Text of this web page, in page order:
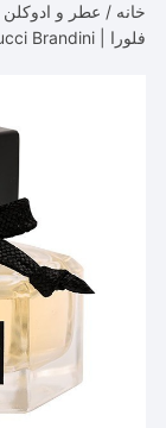
خانه / عطر و ادوکلن
فلورا | Flora by Gucci Brandini